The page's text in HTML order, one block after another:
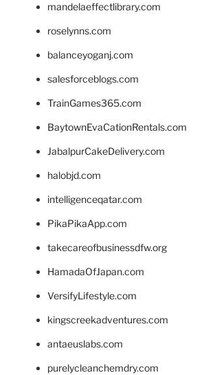
mandelaeffectlibrary.com
roselynns.com
balanceyoganj.com
salesforceblogs.com
TrainGames365.com
BaytownEvaCationRentals.com
JabalpurCakeDelivery.com
halobjd.com
intelligenceqatar.com
PikaPikaApp.com
takecareofbusinessdfw.org
HamadaOfJapan.com
VersifyLifestyle.com
kingscreekadventures.com
antaeuslabs.com
purelycleanchemdry.com